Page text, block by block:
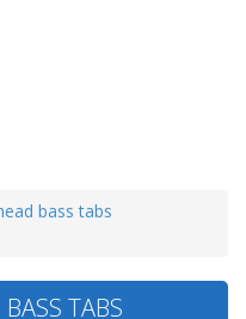
bass tabs
TABS